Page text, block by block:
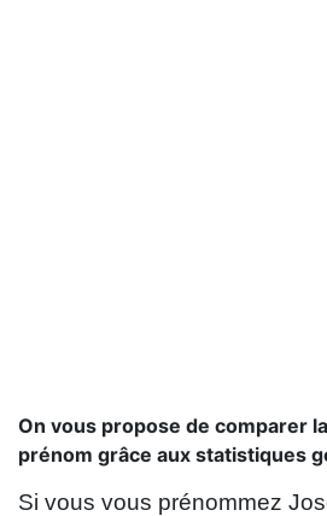
On vous propose de comparer
prénom grâce aux statistiques
Si vous vous prénommez